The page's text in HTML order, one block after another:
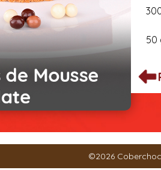
50
5
©2026